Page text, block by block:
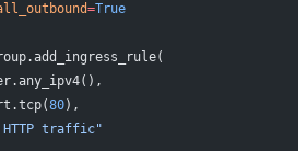
=True
80),
traffic"